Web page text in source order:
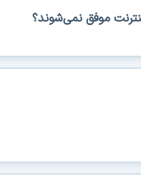
موفق نمی‌شوند؟